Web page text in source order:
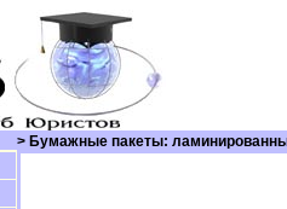
> Бумажные пакеты: